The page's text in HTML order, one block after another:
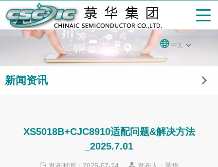
中文
新闻资讯
XS5018B+CJC8910适配问题&解决方法
_2025.7.01